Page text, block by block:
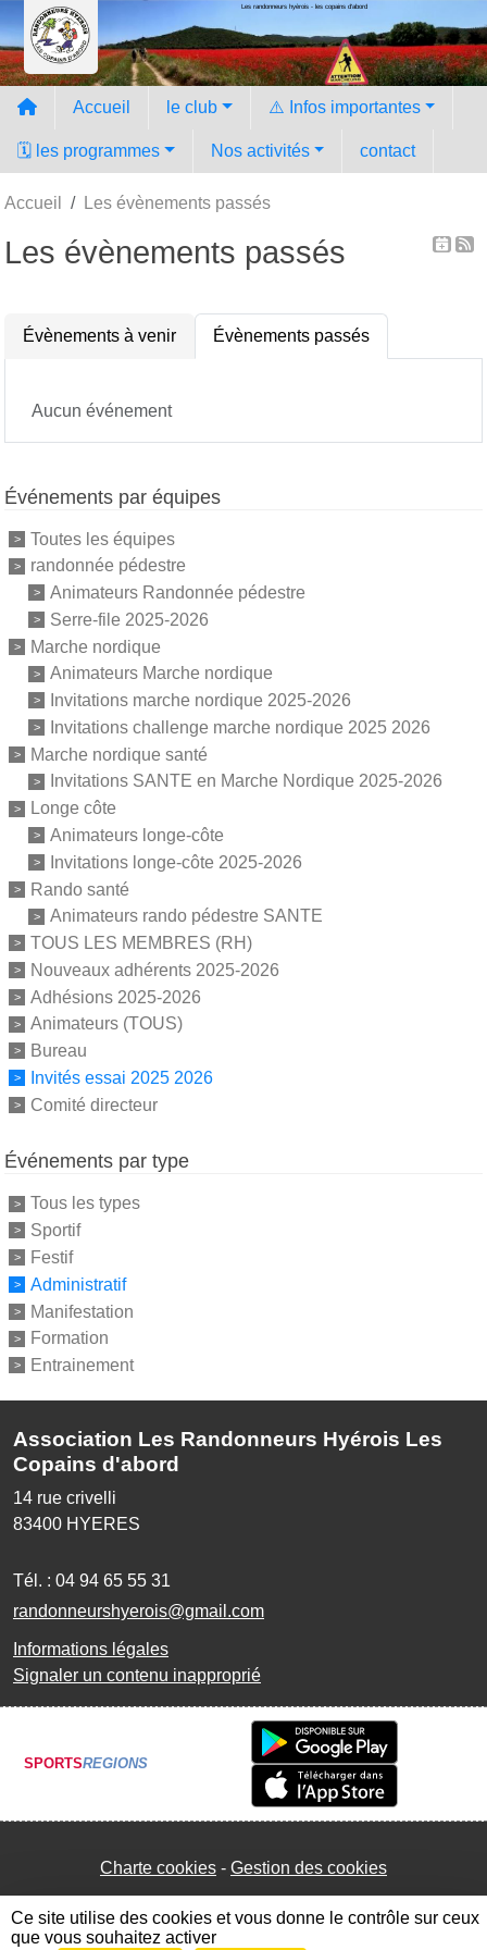
Les randonneurs hyèrois - les copains d'abord
Accueil le club ⚠️ Infos importantes
🗓️ les programmes Nos activités contact
Accueil Les évènements passés
Les évènements passés
Évènements à venir Évènements passés
Aucun événement
Événements par équipes
Toutes les équipes
randonnée pédestre
Animateurs Randonnée pédestre
Serre-file 2025-2026
Marche nordique
Animateurs Marche nordique
Invitations marche nordique 2025-2026
Invitations challenge marche nordique 2025 2026
Marche nordique santé
Invitations SANTE en Marche Nordique 2025-2026
Longe côte
Animateurs longe-côte
Invitations longe-côte 2025-2026
Rando santé
Animateurs rando pédestre SANTE
TOUS LES MEMBRES (RH)
Nouveaux adhérents 2025-2026
Adhésions 2025-2026
Animateurs (TOUS)
Bureau
Invités essai 2025 2026
Comité directeur
Événements par type
Tous les types
Sportif
Festif
Administratif
Manifestation
Formation
Entrainement
Association Les Randonneurs Hyérois Les
Copains d'abord
14 rue crivelli
83400 HYERES
Tél. : 04 94 65 55 31
randonneurshyerois@gmail.com
Informations légales
Signaler un contenu inapproprié
SPORTSREGIONS
Charte cookies Gestion des cookies
Panneau de gestion des cookies
Ce site utilise des cookies et vous donne le contrôle sur ceux
que vous souhaitez activer